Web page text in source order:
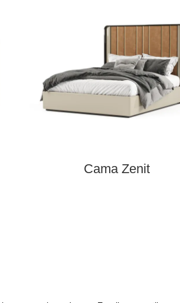
Cama Zenit